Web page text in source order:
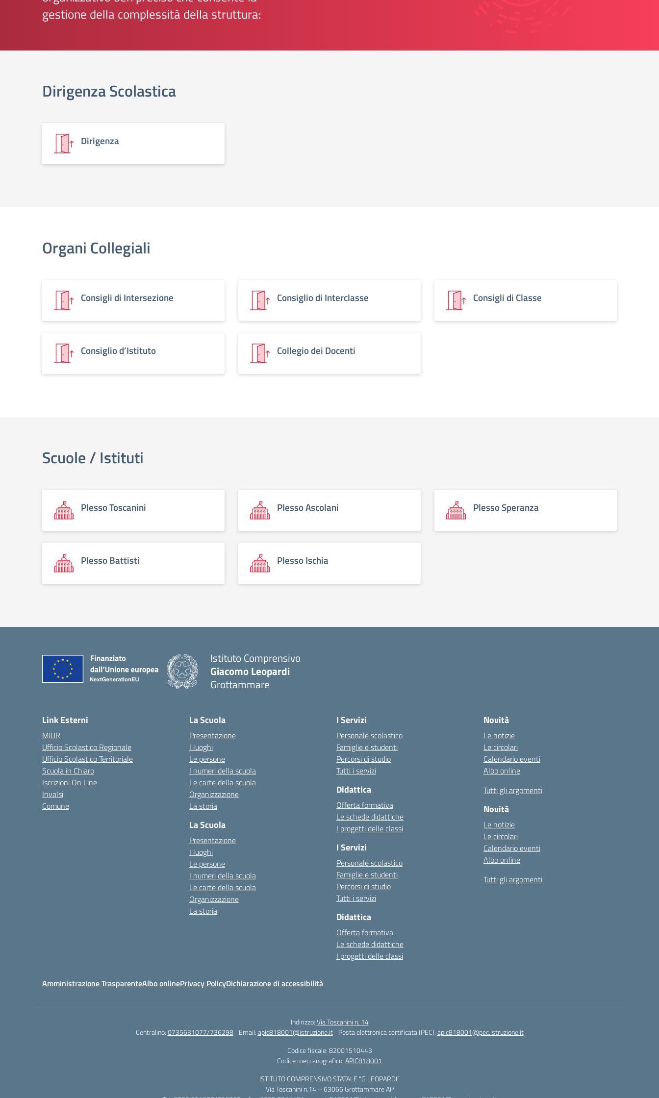
gestione della complessità della struttura:
elenco degli organi
Dirigenza Scolastica
Dirigenza
Organi Collegiali
Consigli di Intersezione Consiglio di Interclasse Consigli di Classe
Consiglio d’Istituto Collegio dei Docenti
Scuole / Istituti
Plesso Toscanini Plesso Ascolani Plesso Speranza
Plesso Battisti Plesso Ischia
Istituto Comprensivo
Giacomo Leopardi
Grottammare
Link Esterni
MIUR
Ufficio Scolastico Regionale
Ufficio Scolastico Territoriale
Scuola in Chiaro
Iscrizioni On Line
Invalsi
Comune
La Scuola
Presentazione
I luoghi
Le persone
I numeri della scuola
Le carte della scuola
Organizzazione
La storia
La Scuola
Presentazione
I luoghi
Le persone
I numeri della scuola
Le carte della scuola
Organizzazione
La storia
I Servizi
Personale scolastico
Famiglie e studenti
Percorsi di studio
Tutti i servizi
Didattica
Offerta formativa
Le schede didattiche
I progetti delle classi
I Servizi
Personale scolastico
Famiglie e studenti
Percorsi di studio
Tutti i servizi
Didattica
Offerta formativa
Le schede didattiche
I progetti delle classi
Novità
Le notizie
Le circolari
Calendario eventi
Albo online
Tutti gli argomenti
Novità
Le notizie
Le circolari
Calendario eventi
Albo online
Tutti gli argomenti
Amministrazione TrasparenteAlbo onlinePrivacy PolicyDichiarazione di accessibilità
Indirizzo:Via Toscanini n. 14
Centralino:0735631077/736298 Email:apic818001@istruzione.it Posta elettronica certificata (PEC):apic818001@pec.istruzione.it
Codice fiscale: 82001510443
Codice meccanografico:APIC818001
ISTITUTO COMPRENSIVO STATALE “G LEOPARDI”
Via Toscanini n.14 – 63066 Grottammare AP